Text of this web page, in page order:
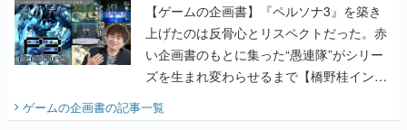
【ゲームの企画書】『ペルソナ3』を築き
上げたのは反骨心とリスペクトだった。赤
い企画書のもとに集った“愚連隊”がシリー
ズを生まれ変わらせるまで【橋野桂インタ
ビュー】
ゲームの企画書の記事一覧